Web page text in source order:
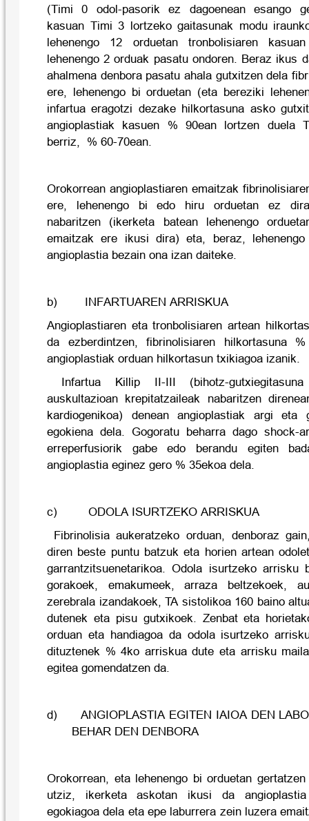
(Timi 0 odol-pasorik ez dagoenean esango
kasuan Timi 3 lortzeko gaitasunak modu
lehenengo 12 orduetan tronbolisiaren
lehenengo 2 orduak pasatu ondoren. Beraz ikus
ahalmena denbora pasatu ahala gutxitzen dela
ere, lehenengo bi orduetan (eta bereziki
infartua eragotzi dezake hilkortasuna asko
angioplastiak kasuen % 90ean lortzen duela
berriz, % 60-70ean.
Orokorrean angioplastiaren emaitzak
ere, lehenengo bi edo hiru orduetan ez
nabaritzen (ikerketa batean lehenengo
emaitzak ere ikusi dira) eta, beraz,
angioplastia bezain ona izan daiteke.
b) INFARTUAREN ARRISKUA
Angioplastiaren eta tronbolisiaren artean
da ezberdintzen, fibrinolisiaren hilkortasuna
angioplastiak orduan hilkortasun txikiagoa izanik.
Infartua Killip II-III (bihotz-
auskultazioan krepitatzaileak nabaritzen
kardiogenikoa) denean angioplastiak argi
egokiena dela. Gogoratu beharra dago shock-
erreperfusiorik gabe edo berandu egiten
angioplastia eginez gero % 35ekoa dela.
c) ODOLA ISURTZEKO ARRISKUA
Fibrinolisia aukeratzeko orduan, denboraz
diren beste puntu batzuk eta horien artean
garrantzitsuenetarikoa. Odola isurtzeko arrisku
gorakoek, emakumeek, arraza beltzekoek,
zerebrala izandakoek, TA sistolikoa 160 baino
dutenek eta pisu gutxikoek. Zenbat eta
orduan eta handiagoa da odola isurtzeko
dituztenek % 4ko arriskua dute eta arrisku
egitea gomendatzen da.
d) ANGIOPLASTIA EGITEN IAIOA DEN
BEHAR DEN DENBORA
Orokorrean, eta lehenengo bi orduetan
utziz, ikerketa askotan ikusi da angioplastia
egokiagoa dela eta epe laburrera zein luzera